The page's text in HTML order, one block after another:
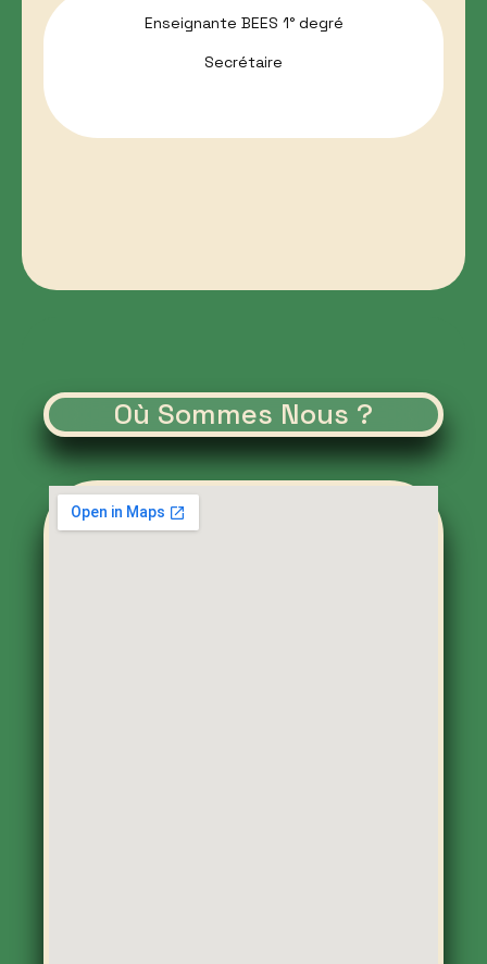
Enseignante BEES 1° degré
Secrétaire
Où Sommes Nous ?